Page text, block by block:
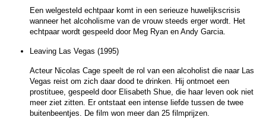
Een welgesteld echtpaar komt in een serieuze huwelijkscrisis
wanneer het alcoholisme van de vrouw steeds erger wordt. Het
echtpaar wordt gespeeld door Meg Ryan en Andy Garcia.
Leaving Las Vegas (1995)
Acteur Nicolas Cage speelt de rol van een alcoholist die naar Las
Vegas reist om zich daar dood te drinken. Hij ontmoet een
prostituee, gespeeld door Elisabeth Shue, die haar leven ook niet
meer ziet zitten. Er ontstaat een intense liefde tussen de twee
buitenbeentjes. De film won meer dan 25 filmprijzen.